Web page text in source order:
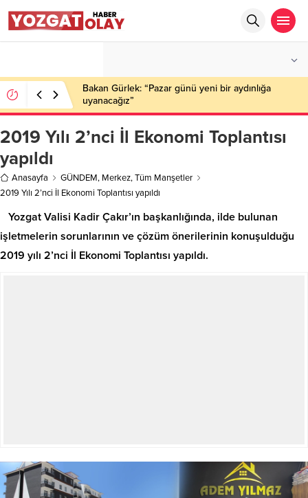
Bakan Gürlek: “Pazar günü yeni bir aydınlığa
uyanacağız”
2019 Yılı 2’nci İl Ekonomi Toplantısı
yapıldı
Anasayfa GÜNDEM, Merkez,Tüm Manşetler
2019 Yılı 2’nci İl Ekonomi Toplantısı yapıldı
Yozgat Valisi Kadir Çakır’ın başkanlığında, ilde bulunan
işletmelerin sorunlarının ve çözüm önerilerinin konuşulduğu
2019 yılı 2’nci İl Ekonomi Toplantısı yapıldı.